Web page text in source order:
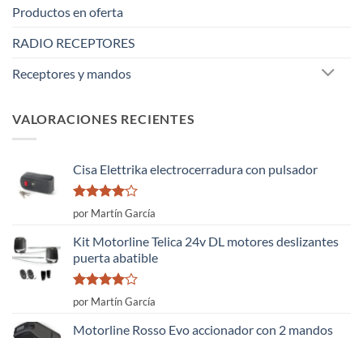
Productos en oferta
RADIO RECEPTORES
Receptores y mandos
VALORACIONES RECIENTES
Cisa Elettrika electrocerradura con pulsador
Valorado
con
5
por Martín García
Kit Motorline Telica 24v DL motores deslizantes
puerta abatible
Valorado
con
5
por Martín García
Motorline Rosso Evo accionador con 2 mandos